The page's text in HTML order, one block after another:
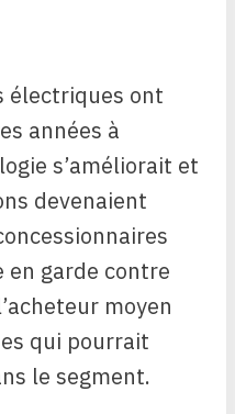
électriques ont
années à
s’améliorait et
devenaient
garde contre
moyen
qui pourrait
le segment.